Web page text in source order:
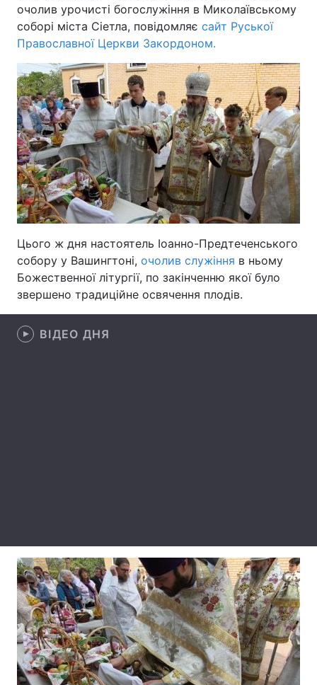
Україна Політика
Економіка Світ
Спорт Наука
Техно і зв'язок Лайт
Зброя Інциденти
Здоров'я Туризм
Цікавинки Погода
Лонгріди
Відео з Youtube
Інтерв'ю
Тема оформлення
очолив урочисті богослужіння в Миколаївському
соборі міста Сіетла, повідомляє сайт Руської
Православної Церкви Закордоном.
Цього ж дня настоятель Іоанно-Предтеченського
собору у Вашингтоні, очолив служіння в ньому
Божественної літургії, по закінченню якої було
звершено традиційне освячення плодів.
ВІДЕО ДНЯ